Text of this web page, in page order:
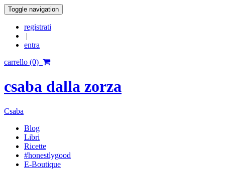
Toggle navigation
registrati
|
entra
carrello (0)
csaba dalla zorza
Csaba
Blog
Libri
Ricette
#honestlygood
E-Boutique